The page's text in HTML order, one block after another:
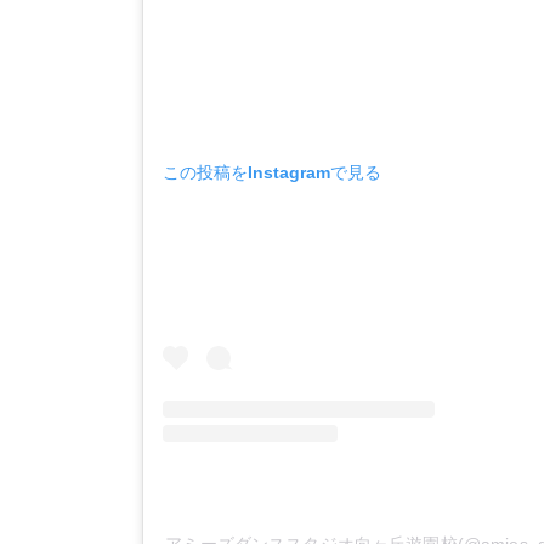
この投稿をInstagramで見る